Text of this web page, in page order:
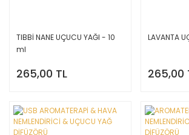
TIBBİ NANE UÇUCU YAĞI - 10
ml
265,00 TL
LAVANTA
265,00